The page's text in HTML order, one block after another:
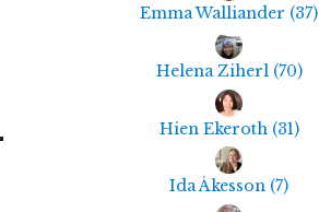
Emma Walliander (37)
Helena Ziherl (70)
Hien Ekeroth (31)
Ida Åkesson (7)